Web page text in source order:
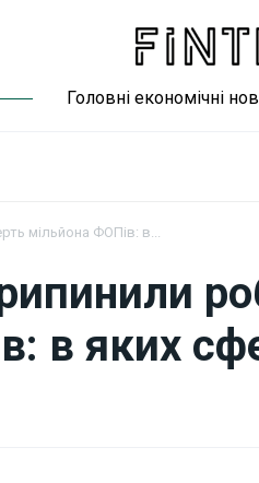
Головні економічні
мільйона ФОПів: в...
в яких